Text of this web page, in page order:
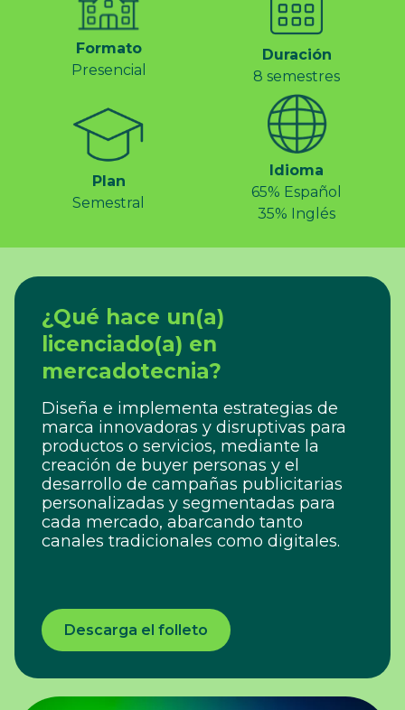
Formato
Presencial
Duración
8 semestres
Plan
Semestral
Idioma
65% Español
35% Inglés
¿Qué hace un(a)
licenciado(a) en
mercadotecnia?
Diseña e implementa estrategias de
marca innovadoras y disruptivas para
productos o servicios, mediante la
creación de buyer personas y el
desarrollo de campañas publicitarias
personalizadas y segmentadas para
cada mercado, abarcando tanto
canales tradicionales como digitales.
Descarga el folleto